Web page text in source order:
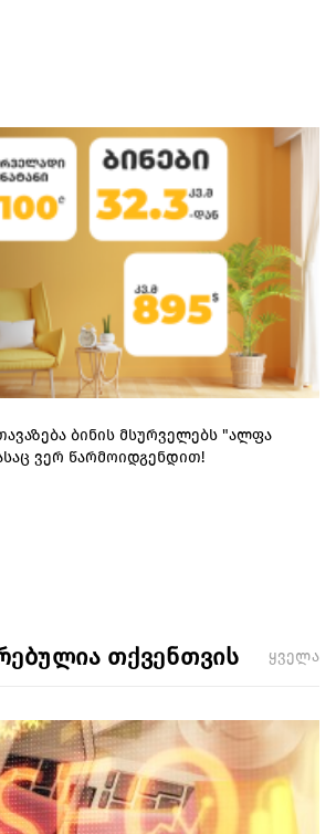
ბინის მსურველებს "ალფა
ვერ წარმოიდგენდით!
თქვენთვის ყველა